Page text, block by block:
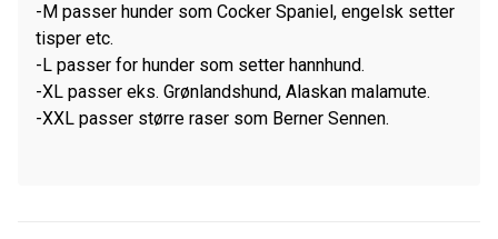
-M passer hunder som Cocker Spaniel, engelsk setter
tisper etc.
-L passer for hunder som setter hannhund.
-XL passer eks. Grønlandshund, Alaskan malamute.
-XXL passer større raser som Berner Sennen.